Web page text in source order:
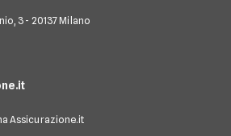
3 - 20137 Milano
Assicurazione.it